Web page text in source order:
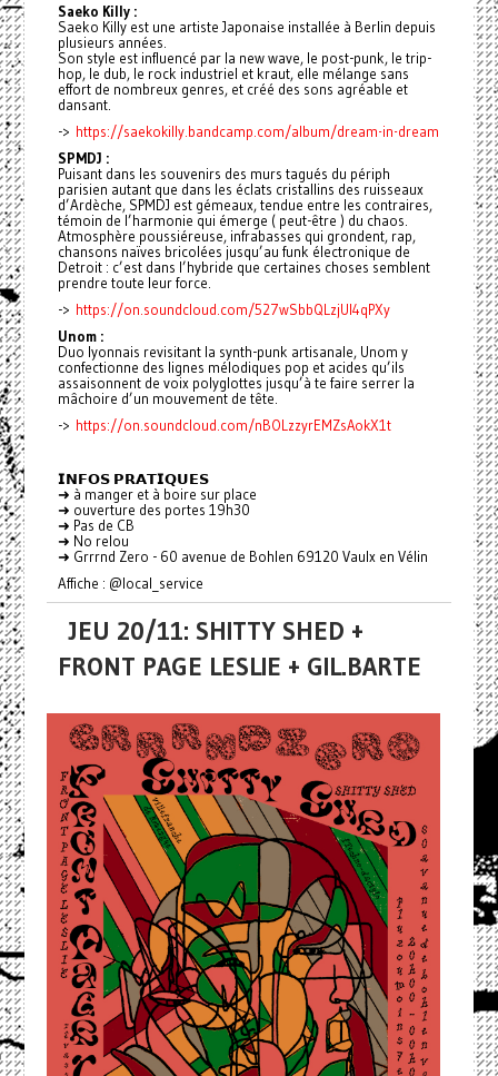
Saeko Killy :
Saeko Killy est une artiste Japonaise installée à Berlin depuis
plusieurs années.
Son style est influencé par la new wave, le post-punk, le trip-
hop, le dub, le rock industriel et kraut, elle mélange sans
effort de nombreux genres, et créé des sons agréable et
dansant.
-> https://saekokilly.bandcamp.com/album/dream-in-dream
SPMDJ :
Puisant dans les souvenirs des murs tagués du périph
parisien autant que dans les éclats cristallins des ruisseaux
d’Ardèche, SPMDJ est gémeaux, tendue entre les contraires,
témoin de l’harmonie qui émerge ( peut-être ) du chaos.
Atmosphère poussiéreuse, infrabasses qui grondent, rap,
chansons naïves bricolées jusqu’au funk électronique de
Detroit : c’est dans l’hybride que certaines choses semblent
prendre toute leur force.
-> https://on.soundcloud.com/527wSbbQLzjUI4qPXy
Unom :
Duo lyonnais revisitant la synth-punk artisanale, Unom y
confectionne des lignes mélodiques pop et acides qu’ils
assaisonnent de voix polyglottes jusqu’à te faire serrer la
mâchoire d’un mouvement de tête.
-> https://on.soundcloud.com/nBOLzzyrEMZsAokX1t
𝗜𝗡𝗙𝗢𝗦 𝗣𝗥𝗔𝗧𝗜𝗤𝗨𝗘𝗦
➜ à manger et à boire sur place
➜ ouverture des portes 19h30
➜ Pas de CB
➜ No relou
➜ Grrrnd Zero - 60 avenue de Bohlen 69120 Vaulx en Vélin
Affiche : @local_service
JEU 20/11: SHITTY SHED +
FRONT PAGE LESLIE + GIL.BARTE